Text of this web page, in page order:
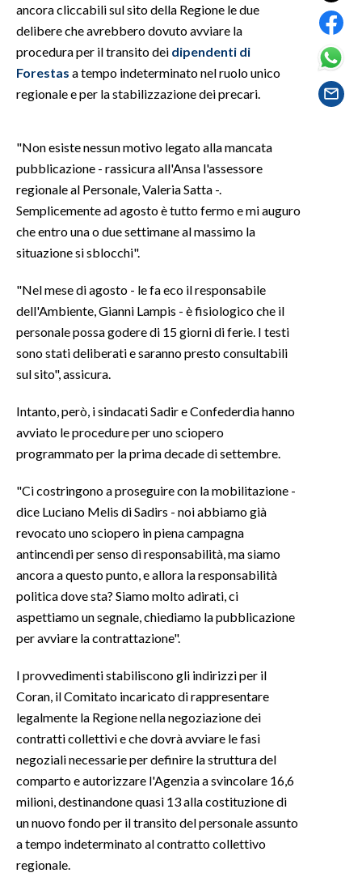
GOSSIP
SALUTE
SARDI NEL MONDO
NOTIZIE
EVENTI
#CARAUNIONE
INSULARITÀ
INFO AZIENDE
ABBONATI
ANNUNCI
NECROLOGI
PUBBLICITÀ
ancora cliccabili sul sito della Regione le due
delibere che avrebbero dovuto avviare la
procedura per il transito dei dipendenti di
Forestas a tempo indeterminato nel ruolo unico
regionale e per la stabilizzazione dei precari.
"Non esiste nessun motivo legato alla mancata
pubblicazione - rassicura all'Ansa l'assessore
regionale al Personale, Valeria Satta -.
Semplicemente ad agosto è tutto fermo e mi auguro
che entro una o due settimane al massimo la
situazione si sblocchi".
"Nel mese di agosto - le fa eco il responsabile
dell'Ambiente, Gianni Lampis - è fisiologico che il
personale possa godere di 15 giorni di ferie. I testi
sono stati deliberati e saranno presto consultabili
sul sito", assicura.
Intanto, però, i sindacati Sadir e Confederdia hanno
avviato le procedure per uno sciopero
programmato per la prima decade di settembre.
"Ci costringono a proseguire con la mobilitazione -
dice Luciano Melis di Sadirs - noi abbiamo già
revocato uno sciopero in piena campagna
antincendi per senso di responsabilità, ma siamo
ancora a questo punto, e allora la responsabilità
politica dove sta? Siamo molto adirati, ci
aspettiamo un segnale, chiediamo la pubblicazione
per avviare la contrattazione".
I provvedimenti stabiliscono gli indirizzi per il
Coran, il Comitato incaricato di rappresentare
legalmente la Regione nella negoziazione dei
contratti collettivi e che dovrà avviare le fasi
negoziali necessarie per definire la struttura del
comparto e autorizzare l'Agenzia a svincolare 16,6
milioni, destinandone quasi 13 alla costituzione di
un nuovo fondo per il transito del personale assunto
a tempo indeterminato al contratto collettivo
regionale.